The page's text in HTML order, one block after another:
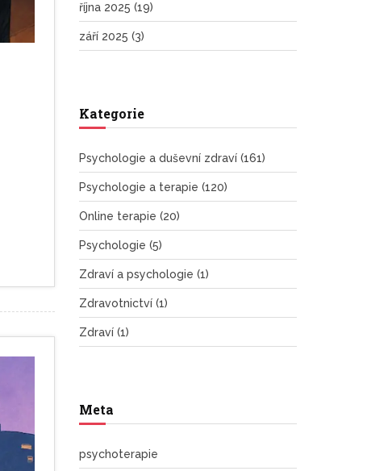
října 2025 (19)
září 2025 (3)
Kategorie
Psychologie a duševní zdraví (161)
Psychologie a terapie (120)
Online terapie (20)
Psychologie (5)
Zdraví a psychologie (1)
Zdravotnictví (1)
Zdraví (1)
Meta
psychoterapie